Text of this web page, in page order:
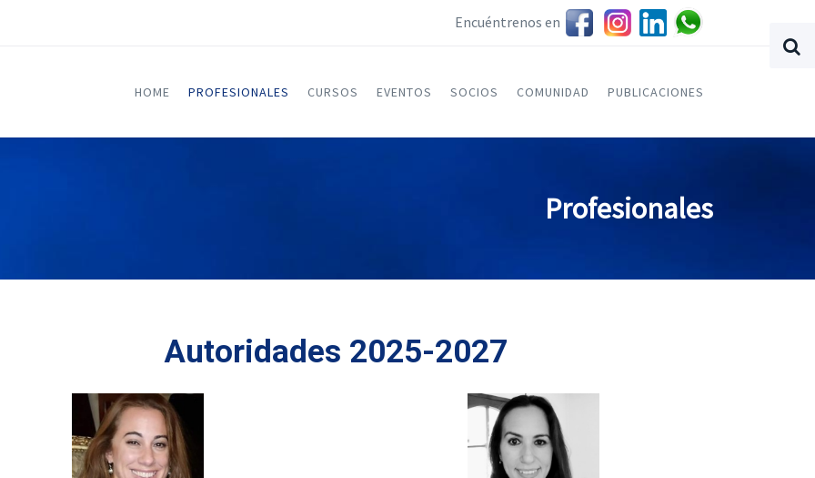
Encuéntrenos en
HOME PROFESIONALES CURSOS EVENTOS SOCIOS COMUNIDAD PUBLICACIONES
Profesionales
Autoridades 2025-2027